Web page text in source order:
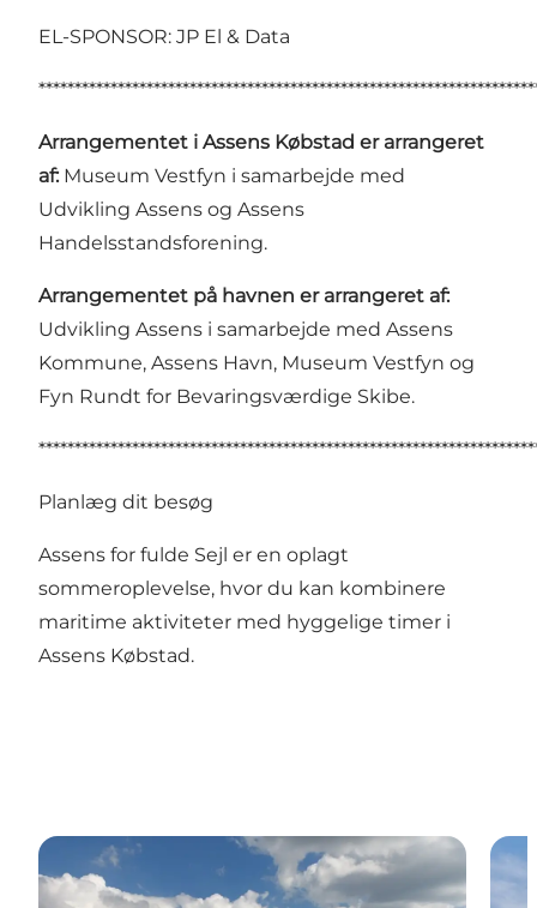
EL-SPONSOR: JP El & Data
Arrangementet i Assens Købstad er arrangeret
af: Museum Vestfyn i samarbejde med
Udvikling Assens og Assens
Handelsstandsforening.
Arrangementet på havnen er arrangeret af:
Udvikling Assens i samarbejde med Assens
Kommune, Assens Havn, Museum Vestfyn og
Fyn Rundt for Bevaringsværdige Skibe.
Planlæg dit besøg
Assens for fulde Sejl er en oplagt
sommeroplevelse, hvor du kan kombinere
maritime aktiviteter med hyggelige timer i
Assens Købstad.